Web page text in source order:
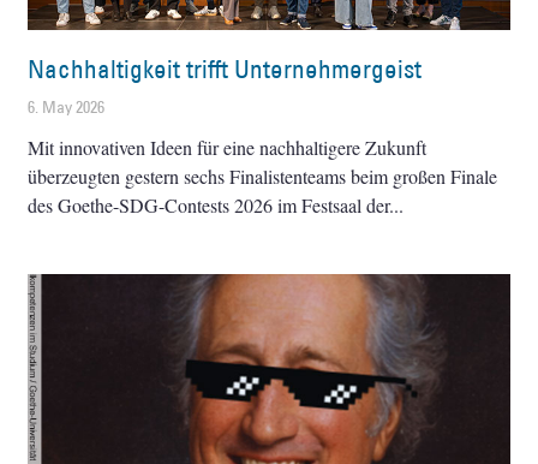
Nachhaltigkeit trifft Unternehmergeist
6. May 2026
Mit innovativen Ideen für eine nachhaltigere Zukunft
überzeugten gestern sechs Finalistenteams beim großen Finale
des Goethe-SDG-Contests 2026 im Festsaal der